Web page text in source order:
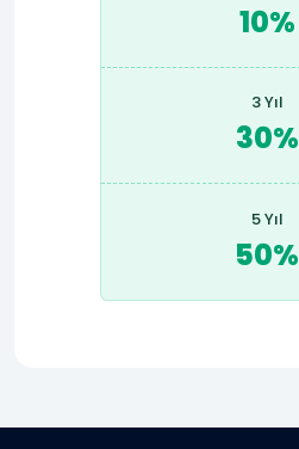
10%
3 Yıl
30%
5 Yıl
50%